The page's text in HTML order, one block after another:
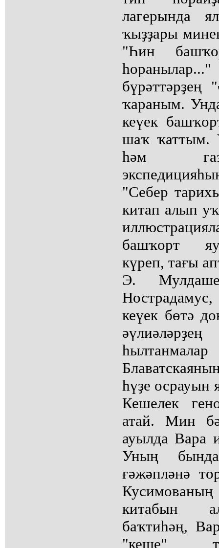
лагерында
ҡыҙҙары
"Һин
бүрәттәрҙең
ҡараным.
кеүек
шаҡ ҡаттым.
һәм газ
"Себер
китап алып
башҡорт
күреп, тағы
Э.
кеүек бөтә
һүҙе осрауын
Кешелек
атай. Мин
ауылда Вара
Уның
ғәжәпләнә
Кусимованың
китабын
баҡтиһәң,
"кеше"